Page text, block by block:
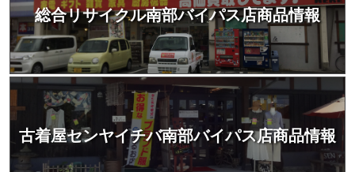
総合リサイクル南部バイパス店商品情報
古着屋センヤイチバ南部バイパス店商品情報